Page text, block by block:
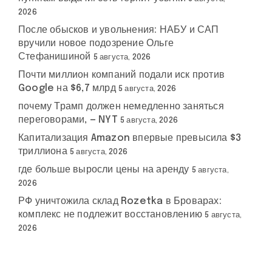
2026
После обысков и увольнения: НАБУ и САП
вручили новое подозрение Ольге
Стефанишиной 5 августа, 2026
Почти миллион компаний подали иск против
Google на $6,7 млрд 5 августа, 2026
почему Трамп должен немедленно заняться
переговорами, — NYT 5 августа, 2026
Капитализация Amazon впервые превысила $3
триллиона 5 августа, 2026
где больше выросли цены на аренду 5 августа,
2026
РФ уничтожила склад Rozetka в Броварах:
комплекс не подлежит восстановлению 5 августа,
2026